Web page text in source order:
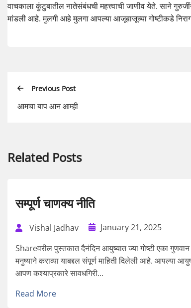
वाचकाला कुंटुबातील नातेसंबंधची महत्त्वाची जाणीव येते. साने
मांडली आहे. मुलगी आहे मुलगा आपल्या आजूबाजूच्या गोष्टीकडे
Previous Post
आमचा बाप आन आम्ही
Related Posts
सम्पूर्ण चाणक्य नीति
Vishal Jadhav
January 21, 2025
Shareवरील पुस्तकात दैनंदिन आयुष्यात ज्या गोष्टी एका गुणवान
मनुष्याने कराव्या याबद्दल संपूर्ण माहिती दिलेली आहे. आपल्या
आपण कश्याप्रकारे सावधगिरी...
Read More